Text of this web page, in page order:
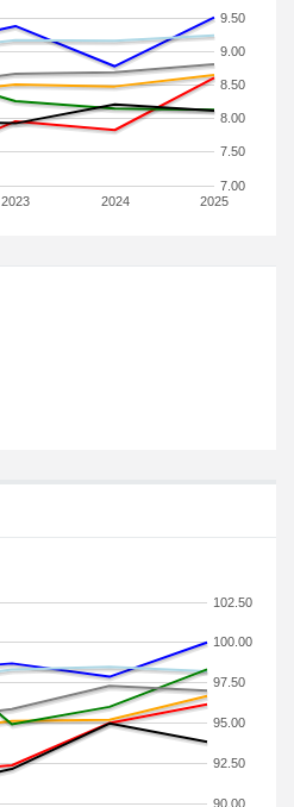
2023 2024 2025
7.00
7.50
8.00
8.50
9.00
9.50
90.00
92.50
95.00
97.50
100.00
102.50